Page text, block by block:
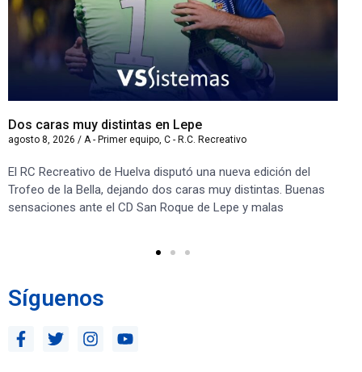
Dos caras muy distintas en Lepe
agosto 8, 2026 / A - Primer equipo C - R.C. Recreativo
El RC Recreativo de Huelva disputó una nueva edición del
Trofeo de la Bella, dejando dos caras muy distintas. Buenas
sensaciones ante el CD San Roque de Lepe y malas
Síguenos